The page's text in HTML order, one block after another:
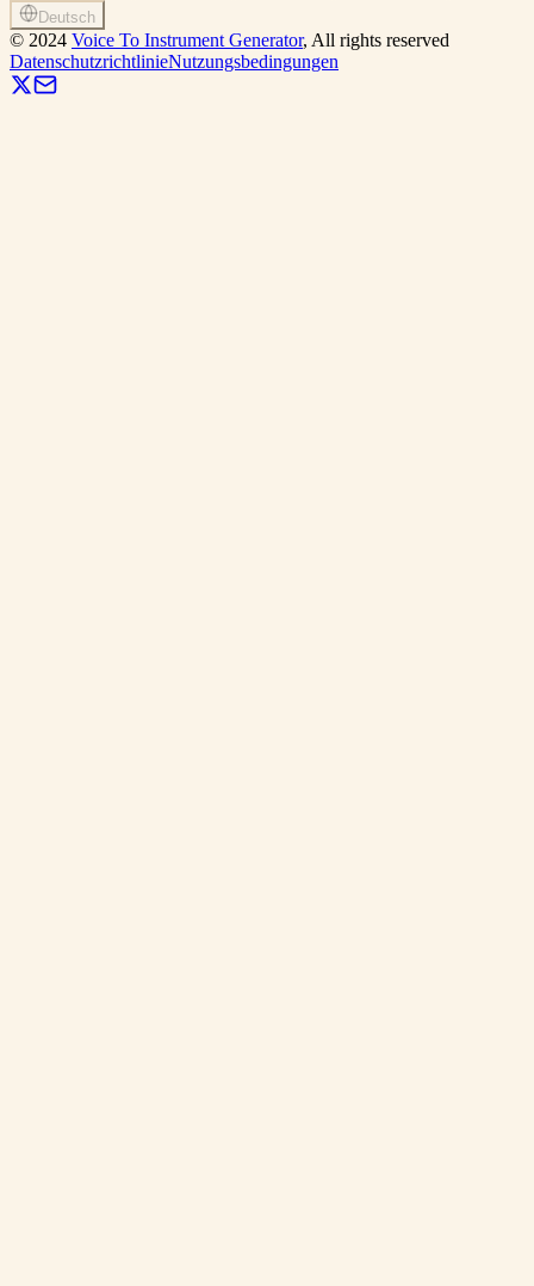
Deutsch
© 2024 Voice To Instrument Generator, All rights reserved
DatenschutzrichtlinieNutzungsbedingungen